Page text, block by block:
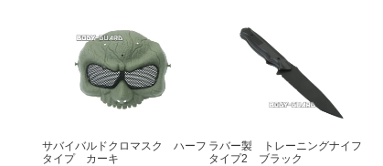
サバイバルドクロマスク ハーフ
タイプ カーキ
ラバー製 トレーニングナイフ
タイプ2 ブラック